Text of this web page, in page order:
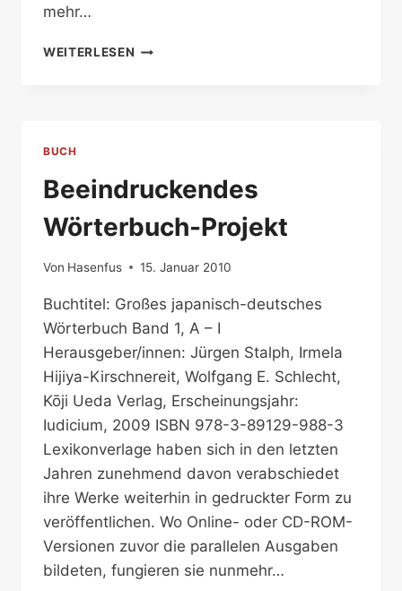
mehr…
WEITERLESEN BILDWÖRTERBUCH
BUCH
Beeindruckendes
Wörterbuch-Projekt
Von Hasenfus 15. Januar 2010
Buchtitel: Großes japanisch-deutsches
Wörterbuch Band 1, A – I
Herausgeber/innen: Jürgen Stalph, Irmela
Hijiya-Kirschnereit, Wolfgang E. Schlecht,
Kōji Ueda Verlag, Erscheinungsjahr:
Iudicium, 2009 ISBN 978-3-89129-988-3
Lexikonverlage haben sich in den letzten
Jahren zunehmend davon verabschiedet
ihre Werke weiterhin in gedruckter Form zu
veröffentlichen. Wo Online- oder CD-ROM-
Versionen zuvor die parallelen Ausgaben
bildeten, fungieren sie nunmehr…